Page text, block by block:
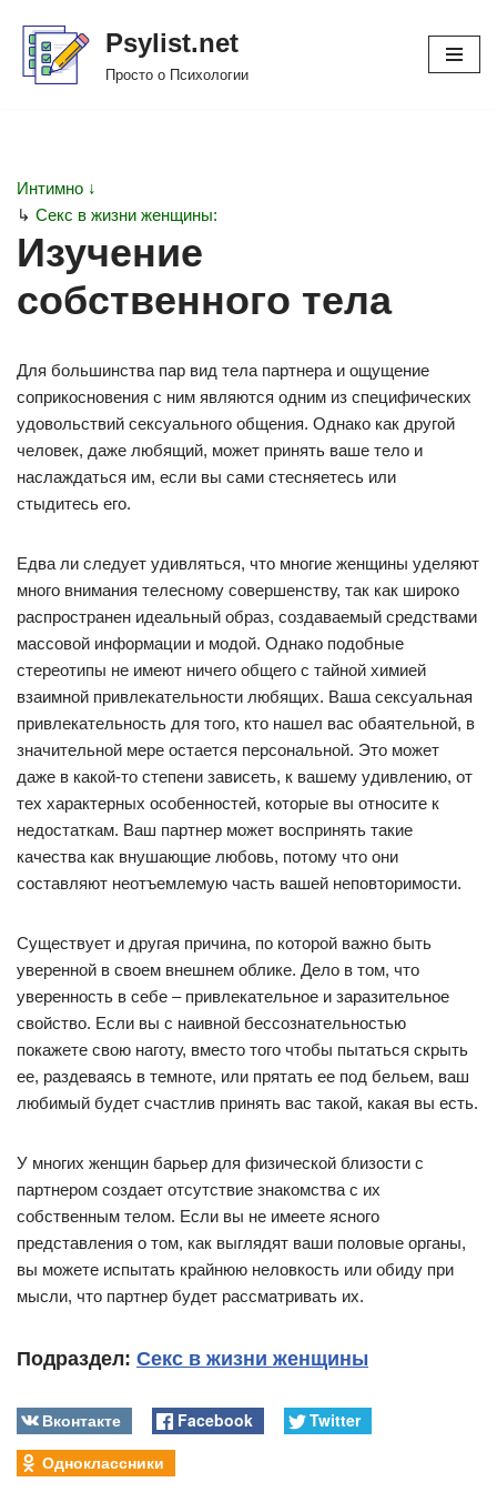
Перейти
Psylist.net
Просто о Психологии
Интимно ↓
↳ Секс в жизни женщины:
Изучение
собственного тела
Для большинства пар вид тела партнера и ощущение
соприкосновения с ним являются одним из специфических
удовольствий сексуального общения. Однако как другой
человек, даже любящий, может принять ваше тело и
наслаждаться им, если вы сами стесняетесь или
стыдитесь его.
Едва ли следует удивляться, что многие женщины уделяют
много внимания телесному совершенству, так как широко
распространен идеальный образ, создаваемый средствами
массовой информации и модой. Однако подобные
стереотипы не имеют ничего общего с тайной химией
взаимной привлекательности любящих. Ваша сексуальная
привлекательность для того, кто нашел вас обаятельной, в
значительной мере остается персональной. Это может
даже в какой-то степени зависеть, к вашему удивлению, от
тех характерных особенностей, которые вы относите к
недостаткам. Ваш партнер может воспринять такие
качества как внушающие любовь, потому что они
составляют неотъемлемую часть вашей неповторимости.
Существует и другая причина, по которой важно быть
уверенной в своем внешнем облике. Дело в том, что
уверенность в себе – привлекательное и заразительное
свойство. Если вы с наивной бессознательностью
покажете свою наготу, вместо того чтобы пытаться скрыть
ее, раздеваясь в темноте, или прятать ее под бельем, ваш
любимый будет счастлив принять вас такой, какая вы есть.
У многих женщин барьер для физической близости с
партнером создает отсутствие знакомства с их
собственным телом. Если вы не имеете ясного
представления о том, как выглядят ваши половые органы,
вы можете испытать крайнюю неловкость или обиду при
мысли, что партнер будет рассматривать их.
Подраздел: Секс в жизни женщины
Вконтакте Facebook
Twitter
Одноклассники